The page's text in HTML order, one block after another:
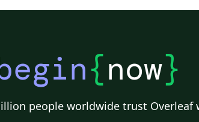
{now}
people worldwide trust